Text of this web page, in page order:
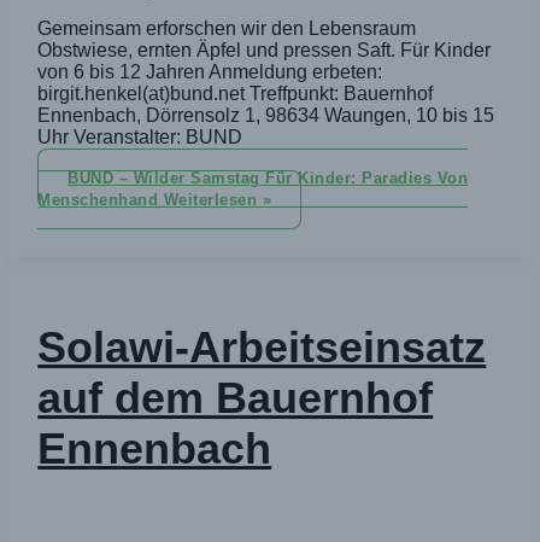
Gemeinsam erforschen wir den Lebensraum
Obstwiese, ernten Äpfel und pressen Saft. Für Kinder
von 6 bis 12 Jahren Anmeldung erbeten:
birgit.henkel(at)bund.net Treffpunkt: Bauernhof
Ennenbach, Dörrensolz 1, 98634 Waungen, 10 bis 15
Uhr Veranstalter: BUND
BUND – Wilder Samstag Für Kinder: Paradies Von
Menschenhand Weiterlesen »
Solawi-Arbeitseinsatz
auf dem Bauernhof
Ennenbach